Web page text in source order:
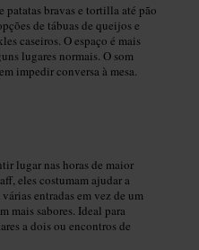
patatas bravas e tortilla até pão
de tábuas de queijos e
caseiros. O espaço é mais
lugares normais. O som
impedir conversa à mesa.
lugar nas horas de maior
eles costumam ajudar a
entradas em vez de um
mais sabores. Ideal para
a dois ou encontros de